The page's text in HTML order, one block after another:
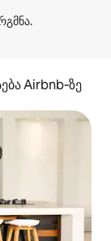
Airbnb‑ზე